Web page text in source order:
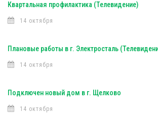
Квартальная профилактика (Телевидение)
14 октября
Плановые работы в г. Электросталь
14 октября
Подключен новый дом в г. Щелково
14 октября